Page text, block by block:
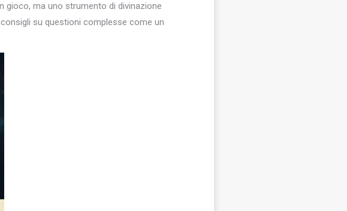
gioco, ma uno strumento di divinazione
su questioni complesse come un